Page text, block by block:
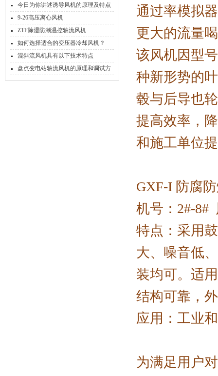
轴流风机
今日为你讲述诱导风机的原理及特点
9-26高压离心风机
ZTF除湿防潮温控轴流风机
如何选择适合的变压器冷却风机？
混斜流风机具有以下技术特点
盘点变电站轴流风机的原理和调试方
法
通过率模拟
更大的流量
该风机因型
种新形势的
毂与后导也
提高效率，
和施工单位
GXF-I 防腐
机号：2#-8#
特点：采用
大、噪音低
装均可。适
结构可靠，
应用：工业
为满足用户